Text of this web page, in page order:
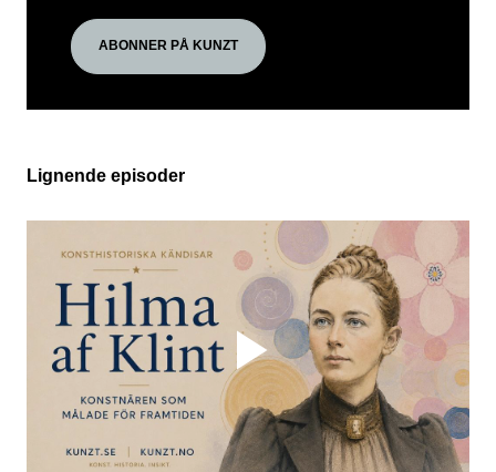
ABONNER PÅ KUNZT
Lignende episoder